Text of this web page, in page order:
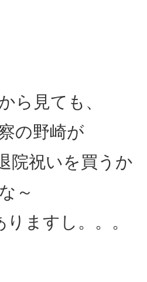
ら見ても、
の野崎が
院祝いを買うか
な～
ますし。。。